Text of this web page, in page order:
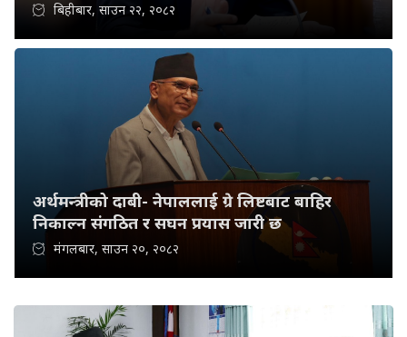
बिहीबार, साउन २२, २०८२
अर्थमन्त्रीको दाबी- नेपाललाई ग्रे लिष्टबाट बाहिर
निकाल्न संगठित र सघन प्रयास जारी छ
मंगलबार, साउन २०, २०८२